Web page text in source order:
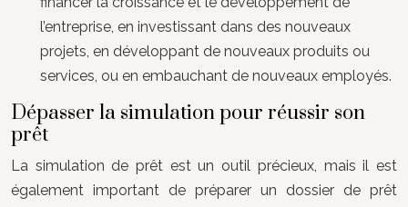
l’entreprise, en investissant dans des nouveaux
projets, en développant de nouveaux produits ou
services, ou en embauchant de nouveaux employés.
Dépasser la simulation pour réussir son
prêt
La simulation de prêt est un outil précieux, mais il est
également important de préparer un dossier de prêt